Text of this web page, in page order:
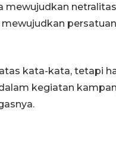
kata-kata, tetapi
kegiatan